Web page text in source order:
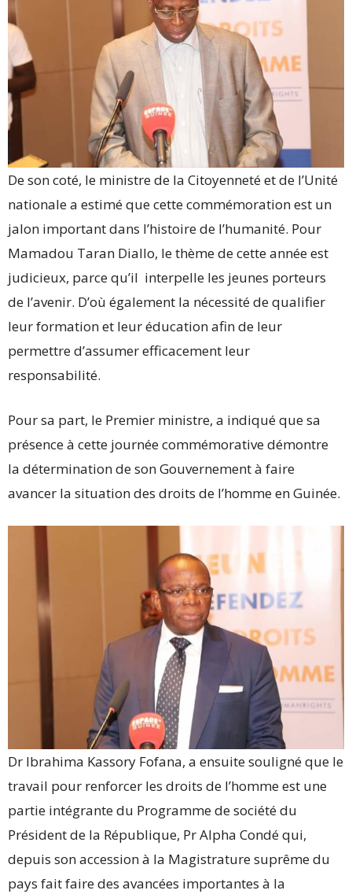
De son coté, le ministre de la Citoyenneté et de l’Unité
nationale a estimé que cette commémoration est un
jalon important dans l’histoire de l’humanité. Pour
Mamadou Taran Diallo, le thème de cette année est
judicieux, parce qu’il interpelle les jeunes porteurs
de l’avenir. D’où également la nécessité de qualifier
leur formation et leur éducation afin de leur
permettre d’assumer efficacement leur
responsabilité.
Pour sa part, le Premier ministre, a indiqué que sa
présence à cette journée commémorative démontre
la détermination de son Gouvernement à faire
avancer la situation des droits de l’homme en Guinée.
Dr Ibrahima Kassory Fofana, a ensuite souligné que le
travail pour renforcer les droits de l’homme est une
partie intégrante du Programme de société du
Président de la République, Pr Alpha Condé qui,
depuis son accession à la Magistrature suprême du
pays fait faire des avancées importantes à la